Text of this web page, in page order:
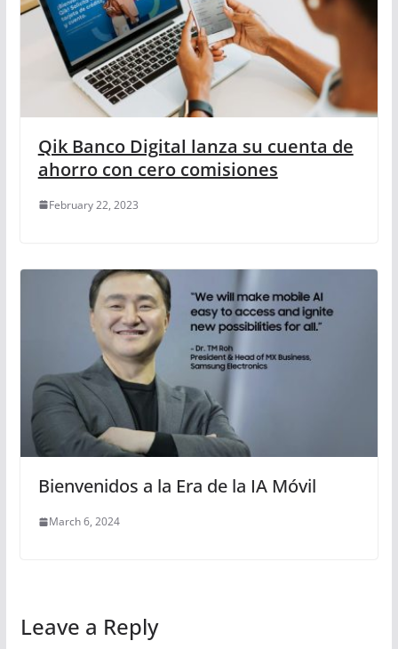
Qik Banco Digital lanza su cuenta de
ahorro con cero comisiones
February 22, 2023
Bienvenidos a la Era de la IA Móvil
March 6, 2024
Leave a Reply